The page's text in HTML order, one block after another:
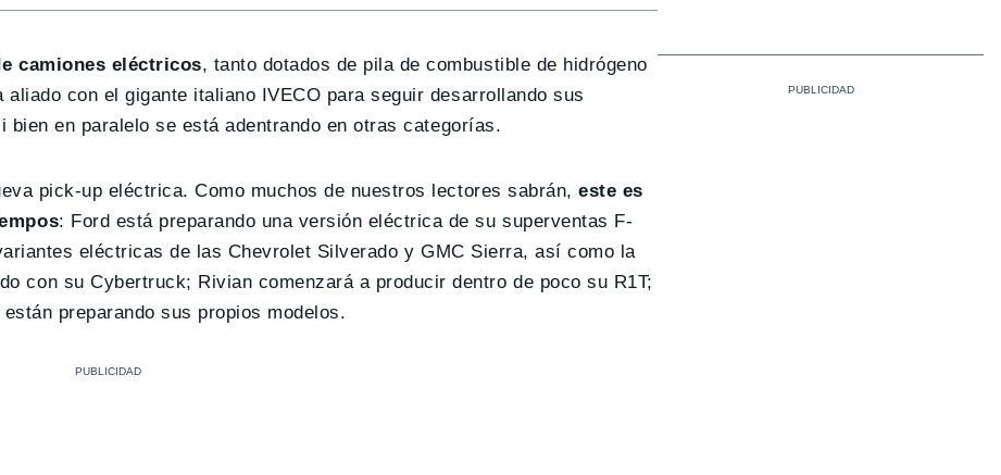
camiones eléctricos, tanto dotados de pila de combustible de hidrógeno
con el gigante italiano IVECO para seguir desarrollando sus
en paralelo se está adentrando en otras categorías.
pick-up eléctrica. Como muchos de nuestros lectores sabrán,este es
: Ford está preparando una versión eléctrica de su superventas F-
eléctricas de las Chevrolet Silverado y GMC Sierra, así como la
con su Cybertruck; Rivian comenzará a producir dentro de poco su R1T;
preparando sus propios modelos.